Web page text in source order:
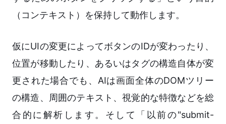
（コンテキスト）を保持して動作します。
仮にUIの変更によってボタンのIDが変わったり、
位置が移動したり、あるいはタグの構造自体が変
更された場合でも、AIは画面全体のDOMツリー
の構造、周囲のテキスト、視覚的な特徴などを総
合的に解析します。そして「以前の"submit-